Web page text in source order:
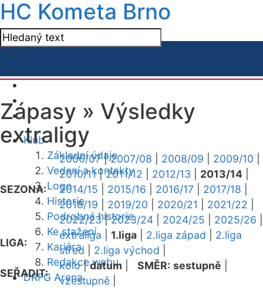
HC Kometa Brno
Klub
Základní údaje
Vedení a kontakty
Logo
Historie
Podrobná historie
Ke stažení
Kariéra
Redakce webu
DRFG Arena
Zápasy » Výsledky
extraligy
SEZONA:
2006/07|2007/08 2008/09 2009/10
2010/11|2011/12 2012/13 2013/14
2014/15
2015/16 2016/17 2017/18
2018/19
2019/20 2020/21 2021/22
2022/23|2023/24 2024/25 2025/26
LIGA:
extraliga 1.liga 2.liga západ
2.liga
střed
2.liga východ
SEŘADIT:
kolo|datum SMĚR: sestupně
vzestupně